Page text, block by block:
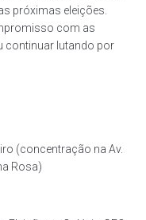
próximas eleições.
com as
continuar lutando por
(concentração na Av.
Rosa)